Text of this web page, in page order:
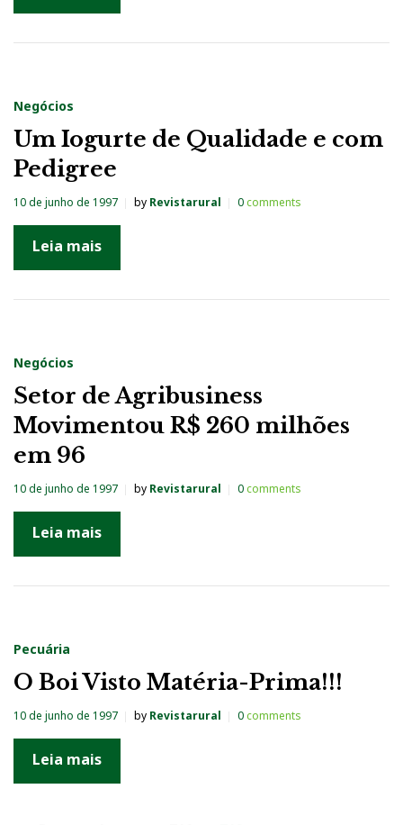
Negócios
Um Iogurte de Qualidade e com
Pedigree
10 de junho de 1997 by Revistarural 0comments
Leia mais
Negócios
Setor de Agribusiness
Movimentou R$ 260 milhões
em 96
10 de junho de 1997 by Revistarural 0comments
Leia mais
Pecuária
O Boi Visto Matéria-Prima!!!
10 de junho de 1997 by Revistarural 0comments
Leia mais